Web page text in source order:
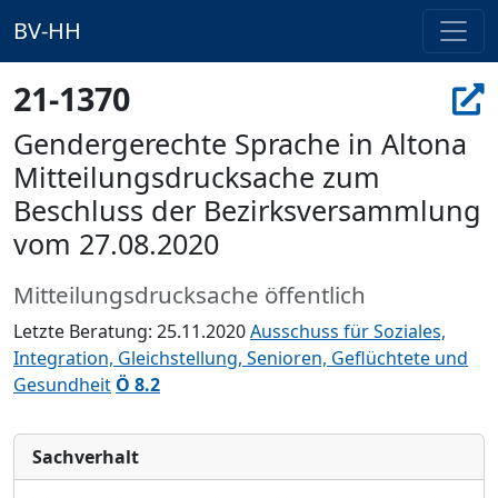
BV-HH
21-1370
Gendergerechte Sprache in Altona
Mitteilungsdrucksache zum
Beschluss der Bezirksversammlung
vom 27.08.2020
Mitteilungsdrucksache öffentlich
Letzte Beratung: 25.11.2020Ausschuss für Soziales,
Integration, Gleichstellung, Senioren, Geflüchtete und
Gesundheit Ö 8.2
Sachverhalt